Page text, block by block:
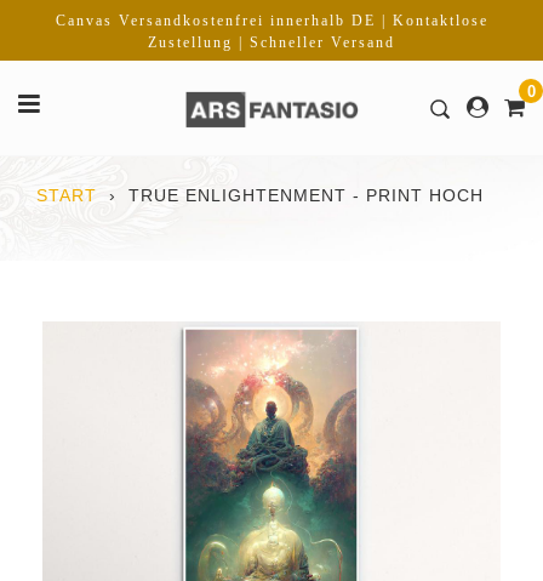
Inhalt
Canvas Versandkostenfrei innerhalb DE | Kontaktlose
Zustellung | Schneller Versand
0
START › TRUE ENLIGHTENMENT - PRINT HOCH